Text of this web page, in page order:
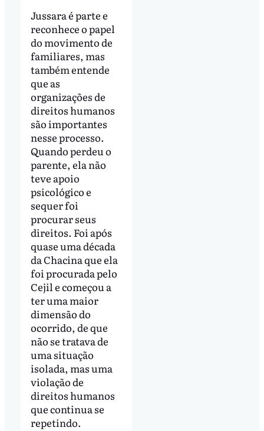
Jussara é parte e
reconhece o papel
do movimento de
familiares, mas
também entende
que as
organizações de
direitos humanos
são importantes
nesse processo.
Quando perdeu o
parente, ela não
teve apoio
psicológico e
sequer foi
procurar seus
direitos. Foi após
quase uma década
da Chacina que ela
foi procurada pelo
Cejil e começou a
ter uma maior
dimensão do
ocorrido, de que
não se tratava de
uma situação
isolada, mas uma
violação de
direitos humanos
que continua se
repetindo.